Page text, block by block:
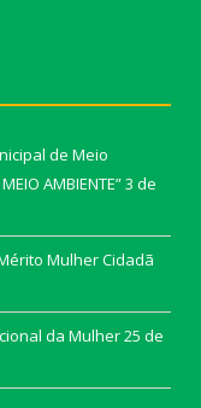
de Meio
AMBIENTE”3 de
Mulher Cidadã
da Mulher25 de